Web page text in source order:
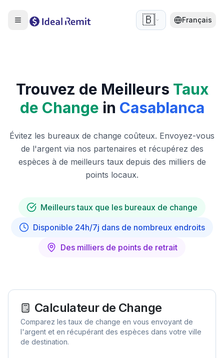
🇧🇪 Français
Trouvez de Meilleurs Taux
de Change in Casablanca
Évitez les bureaux de change coûteux. Envoyez-vous
de l'argent via nos partenaires et récupérez des
espèces à de meilleurs taux depuis des milliers de
points locaux.
Meilleurs taux que les bureaux de change
Disponible 24h/7j dans de nombreux endroits
Des milliers de points de retrait
Calculateur de Change
Comparez les taux de change en vous envoyant de
l'argent et en récupérant des espèces dans votre ville
de destination.